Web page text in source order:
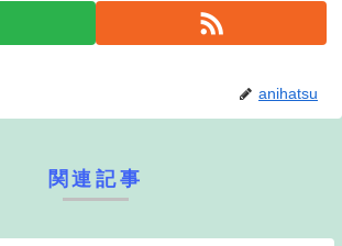
anihatsu
関連記事